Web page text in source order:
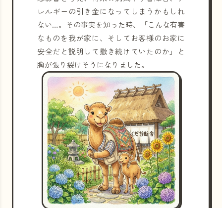
レルギーの引き金になってしまうかもしれ
ない…。その事実を知った時、「こんな有害
なものを我が家に、そしてお客様のお家に
安全だと説明して撒き続けていたのか」と
胸が張り裂けそうになりました。